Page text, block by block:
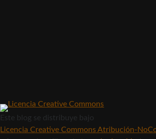
Este blog se distribuye bajo
Licencia Creative Commons Atribución-